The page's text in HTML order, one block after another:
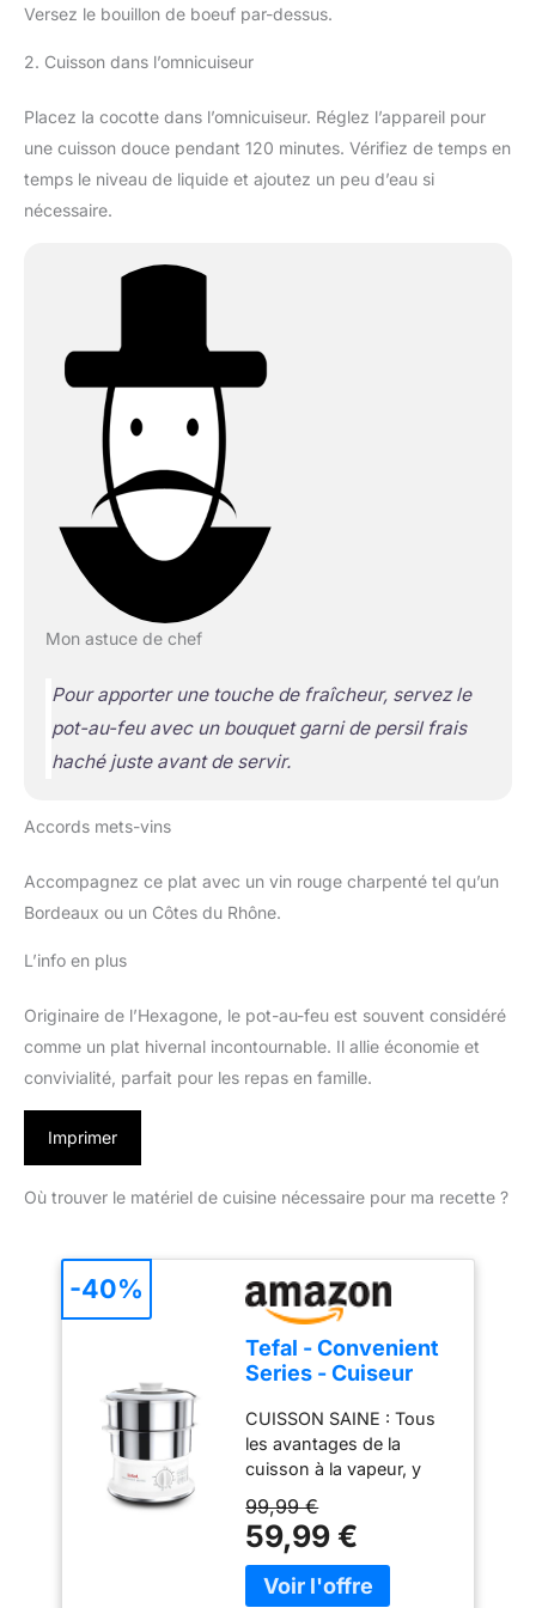
Versez le bouillon de boeuf par-dessus.
2. Cuisson dans l’omnicuiseur
Placez la cocotte dans l’omnicuiseur. Réglez l’appareil pour
une cuisson douce pendant 120 minutes. Vérifiez de temps en
temps le niveau de liquide et ajoutez un peu d’eau si
nécessaire.
Mon astuce de chef
Pour apporter une touche de fraîcheur, servez le
pot-au-feu avec un bouquet garni de persil frais
haché juste avant de servir.
Accords mets-vins
Accompagnez ce plat avec un vin rouge charpenté tel qu’un
Bordeaux ou un Côtes du Rhône.
L’info en plus
Originaire de l’Hexagone, le pot-au-feu est souvent considéré
comme un plat hivernal incontournable. Il allie économie et
convivialité, parfait pour les repas en famille.
Imprimer
Où trouver le matériel de cuisine nécessaire pour ma recette ?
Tefal - Convenient
Series - Cuiseur
Acier Inoxydable
CUISSON SAINE : Tous
les avantages de la
cuisson à la vapeur, y
conservation des
nutriments, des
vitamines, de la texture
et du goût, pour des
99,99 €
59,99 €
-40%